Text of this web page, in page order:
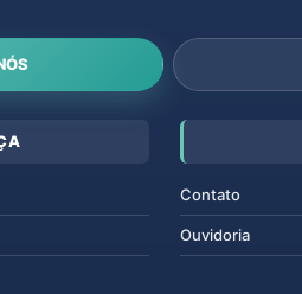
Contato
Ouvidoria